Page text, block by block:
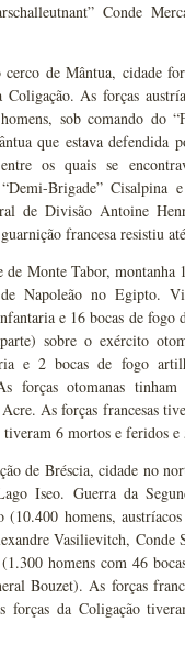
Conde
de Mântua, cidade
Coligação. As forças
sob comando do
que estava defendida
os quais se
Brigade” Cisalpina
de Divisão Antoine
francesa resistiu
de Monte Tabor, montanha
Napoleão no Egipto.
e 16 bocas de fogo
sobre o exército
e 2 bocas de fogo
forças otomanas
As forças francesas
tiveram 6 mortos e feridos e
de Bréscia, cidade no
Iseo. Guerra da
(10.400 homens,
Vasilievitch, Conde
homens com 46
Bouzet). As forças
forças da Coligação